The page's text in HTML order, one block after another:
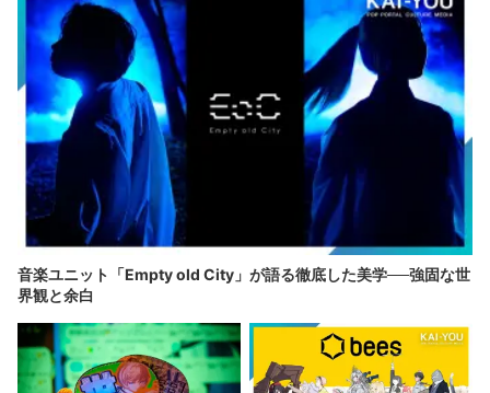
音楽ユニット「Empty old City」が語る徹底した美学──強固な世
界観と余白